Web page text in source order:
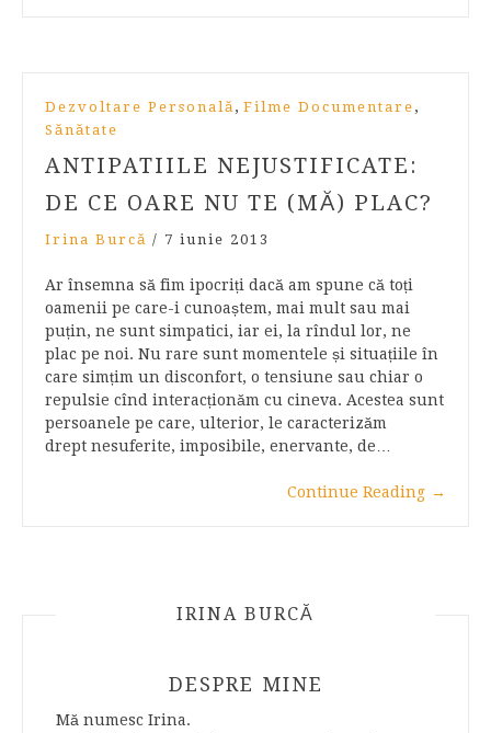
Dezvoltare Personală, Filme Documentare ,
Sănătate
ANTIPATIILE NEJUSTIFICATE:
DE CE OARE NU TE (MĂ) PLAC?
Irina Burcă / 7 iunie 2013
Ar însemna să fim ipocriți dacă am spune că toți
oamenii pe care-i cunoaștem, mai mult sau mai
puțin, ne sunt simpatici, iar ei, la rîndul lor, ne
plac pe noi. Nu rare sunt momentele și situațiile în
care simțim un disconfort, o tensiune sau chiar o
repulsie cînd interacționăm cu cineva. Acestea sunt
persoanele pe care, ulterior, le caracterizăm
drept nesuferite, imposibile, enervante, de…
Continue Reading →
IRINA BURCĂ
DESPRE MINE
Mă numesc Irina.